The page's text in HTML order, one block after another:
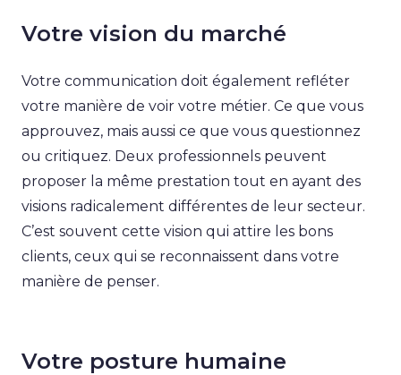
Votre vision du marché
Votre communication doit également refléter
votre manière de voir votre métier. Ce que vous
approuvez, mais aussi ce que vous questionnez
ou critiquez. Deux professionnels peuvent
proposer la même prestation tout en ayant des
visions radicalement différentes de leur secteur.
C’est souvent cette vision qui attire les bons
clients, ceux qui se reconnaissent dans votre
manière de penser.
Votre posture humaine